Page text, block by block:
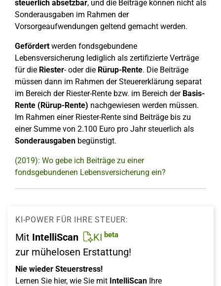
steuerlich absetzbar, und die Beiträge können nicht als
Sonderausgaben im Rahmen der
Vorsorgeaufwendungen geltend gemacht werden.
Gefördertwerden fondsgebundene
Lebensversicherung lediglich als zertifizierte Verträge
für die Riester- oder die Rürup-Rente. Die Beiträge
müssen dann im Rahmen der Steuererklärung separat
im Bereich der Riester-Rente bzw. im Bereich der Basis-
Rente (Rürup-Rente) nachgewiesen werden müssen.
Im Rahmen einer Riester-Rente sind Beiträge bis zu
einer Summe von 2.100 Euro pro Jahr steuerlich als
Sonderausgaben begünstigt.
(2019): Wo gebe ich Beiträge zu einer
fondsgebundenen Lebensversicherung ein?
KI-POWER FÜR IHRE STEUER:
Mit IntelliScan KI beta
zur mühelosen Erstattung!
Nie wieder Steuerstress!
Lernen Sie hier, wie Sie mit IntelliScan Ihre